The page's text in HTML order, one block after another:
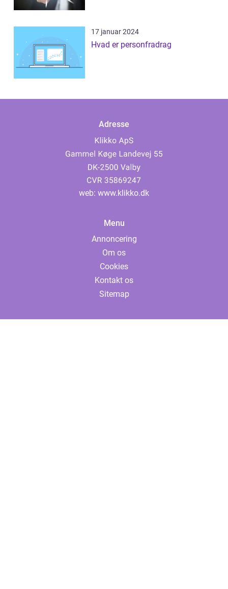
17 januar 2024
Hvad er personfradrag
Adresse
web: www.klikko.dk
Menu
Annoncering
Om os
Cookies
Kontakt os
Sitemap